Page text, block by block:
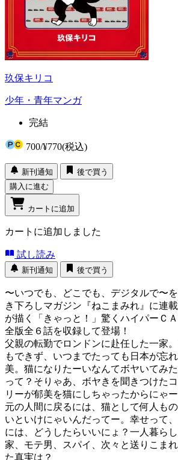
玖保キリコ
少年・青年マンガ
完結
700/¥770(税込)
新刊通知
後で買う
購入に進む
カートに追加
カートに追加しました
試し読み
新刊通知 後で買う
〜いつでも、どこでも、デジタルで〜
き下ろしマガジン『ねこまみれ』に連
が描く「きゃっと！」驚くハイパーＣ
全版全６話を収録して登場！
父親の転勤でロンドンに赴任した一家
もできず、いつまでたっても日本が忘
美。猫になりたーいなんてボヤいてみ
って？そりゃあ、ボヤきを聞きつけた
リーが郁美を猫にしちゃったからにゃー
元の人間に戻るには、猫として何人も
いといけにゃいんだってー。幸せって
には、どうしたらいいにょ？一人暮ら
家、モテ男、スパイ、次々と送りこま
た真実は？